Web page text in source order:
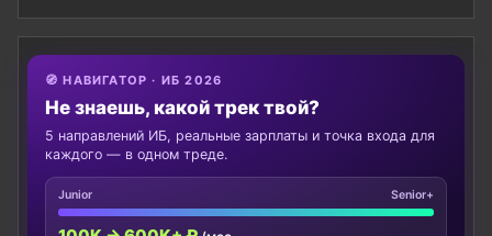
🧭 НАВИГАТОР · ИБ 2026
Не знаешь, какой трек твой?
5 направлений ИБ, реальные зарплаты и точка входа для
каждого — в одном треде.
Junior Senior+